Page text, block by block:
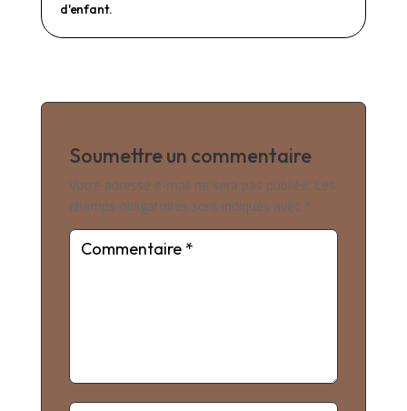
d'enfant.
Soumettre un commentaire
Votre adresse e-mail ne sera pas publiée. Les
champs obligatoires sont indiqués avec *